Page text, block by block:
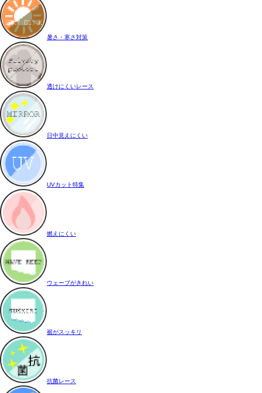
暑さ・寒さ対策
透けにくいレース
日中見えにくい
UVカット特集
燃えにくい
ウェーブがきれい
裾がスッキリ
抗菌レース